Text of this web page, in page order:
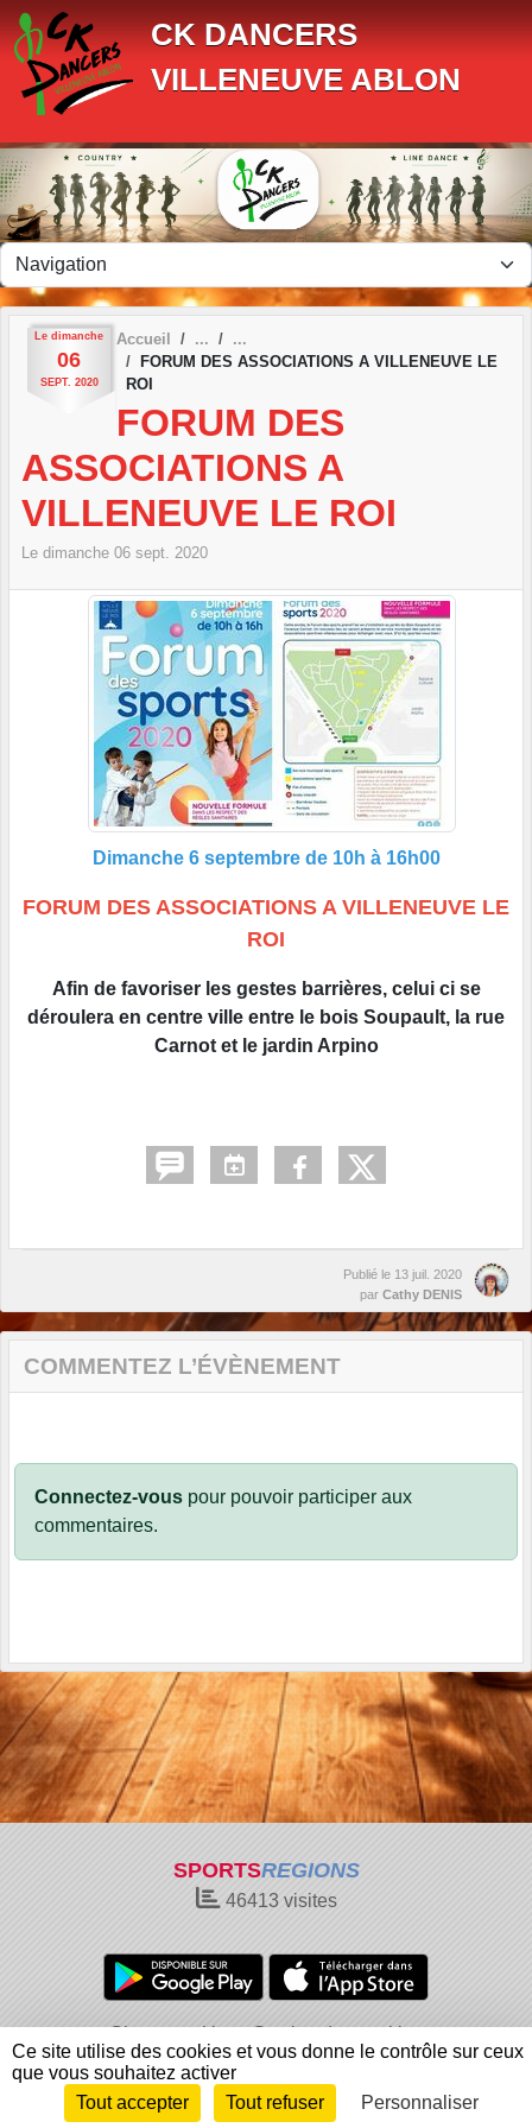
CK DANCERS
VILLENEUVE ABLON
Le dimanche
06
SEPT. 2020
Accueil
FORUM DES ASSOCIATIONS A VILLENEUVE LE
ROI
FORUM DES
ASSOCIATIONS A
VILLENEUVE LE ROI
Le dimanche 06 sept. 2020
Dimanche 6 septembre de 10h à 16h00
FORUM DES ASSOCIATIONS A VILLENEUVE LE
ROI
Afin de favoriser les gestes barrières, celui ci se
déroulera en centre ville entre le bois Soupault, la rue
Carnot et le jardin Arpino
Publié le 13 juil. 2020
par Cathy DENIS
COMMENTEZ L’ÉVÈNEMENT
Connectez-vous pour pouvoir participer aux
commentaires.
SPORTSREGIONS
46413visites
Charte cookies
Gestion des cookies
Informations légales
Signaler un contenu inapproprié
Envie de participer ? Connexion
Panneau de gestion des cookies
Ce site utilise des cookies et vous donne le contrôle sur ceux
que vous souhaitez activer
Tout accepter
Tout refuser Personnaliser